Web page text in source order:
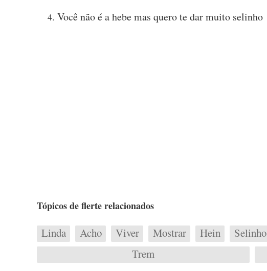
Você não é a hebe mas quero te dar muito selinho
Tópicos de flerte relacionados
Linda Acho Viver Mostrar Hein Selinho
Trem